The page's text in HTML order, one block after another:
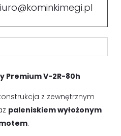
Premium V-2R-80h
z zewnętrznym
paleniskiem wyłożonym
.